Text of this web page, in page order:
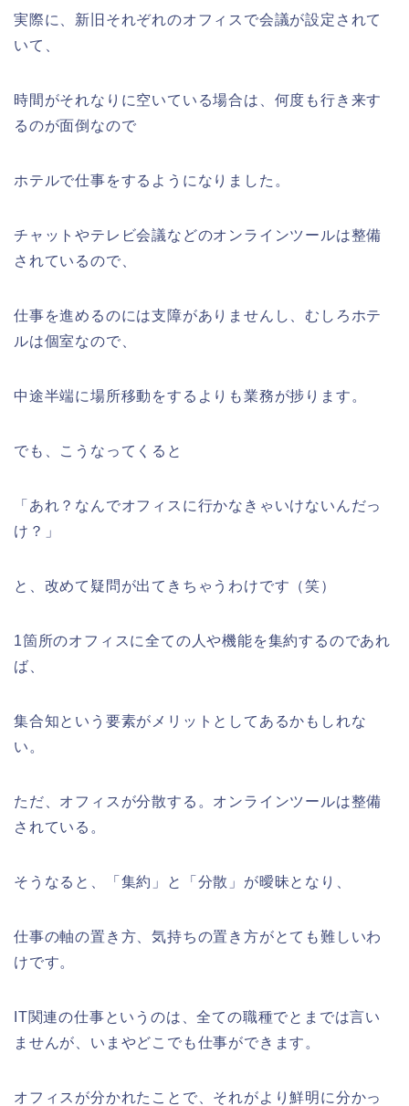
実際に、新旧それぞれのオフィスで会議が設定されて
いて、
時間がそれなりに空いている場合は、何度も行き来す
るのが面倒なので
ホテルで仕事をするようになりました。
チャットやテレビ会議などのオンラインツールは整備
されているので、
仕事を進めるのには支障がありませんし、むしろホテ
ルは個室なので、
中途半端に場所移動をするよりも業務が捗ります。
でも、こうなってくると
「あれ？なんでオフィスに行かなきゃいけないんだっ
け？」
と、改めて疑問が出てきちゃうわけです（笑）
1箇所のオフィスに全ての人や機能を集約するのであれ
ば、
集合知という要素がメリットとしてあるかもしれな
い。
ただ、オフィスが分散する。オンラインツールは整備
されている。
そうなると、「集約」と「分散」が曖昧となり、
仕事の軸の置き方、気持ちの置き方がとても難しいわ
けです。
IT関連の仕事というのは、全ての職種でとまでは言い
ませんが、いまやどこでも仕事ができます。
オフィスが分かれたことで、それがより鮮明に分かっ